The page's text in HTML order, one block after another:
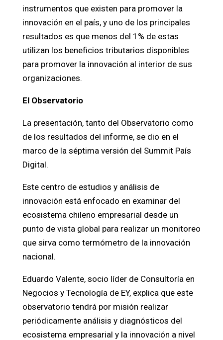
instrumentos que existen para promover la
innovación en el país, y uno de los principales
resultados es que menos del 1% de estas
utilizan los beneficios tributarios disponibles
para promover la innovación al interior de sus
organizaciones.
El Observatorio
La presentación, tanto del Observatorio como
de los resultados del informe, se dio en el
marco de la séptima versión del Summit País
Digital.
Este centro de estudios y análisis de
innovación está enfocado en examinar del
ecosistema chileno empresarial desde un
punto de vista global para realizar un monitoreo
que sirva como termómetro de la innovación
nacional.
Eduardo Valente, socio líder de Consultoría en
Negocios y Tecnología de EY, explica que este
observatorio tendrá por misión realizar
periódicamente análisis y diagnósticos del
ecosistema empresarial y la innovación a nivel